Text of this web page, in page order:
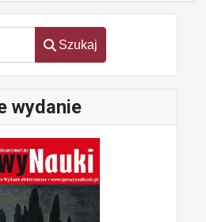
Szukaj
wydanie